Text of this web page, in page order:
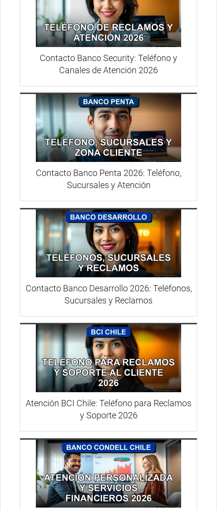
Contacto Banco Security: Teléfono y
Canales de Atención 2026
Contacto Banco Penta 2026: Teléfono,
Sucursales y Atención
Contacto Banco Desarrollo 2026: Teléfonos,
Sucursales y Reclamos
Atención BCI Chile: Teléfono para Reclamos
y Soporte 2026